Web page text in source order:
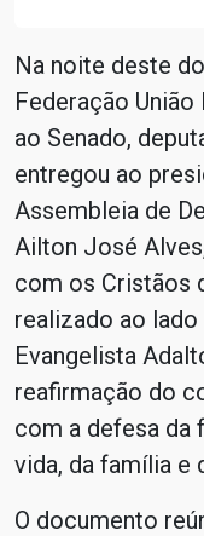
Na noite deste
Federação
ao Senado,
entregou ao
Assembleia de
Ailton José
com os Cristãos
realizado ao
Evangelista
reafirmação do
com a defesa da
vida, da família e
O documento